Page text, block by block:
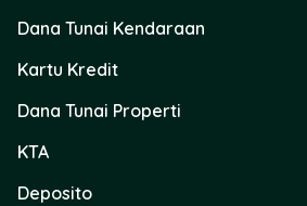
Dana Tunai Kendaraan
Kartu Kredit
Dana Tunai Properti
KTA
Deposito